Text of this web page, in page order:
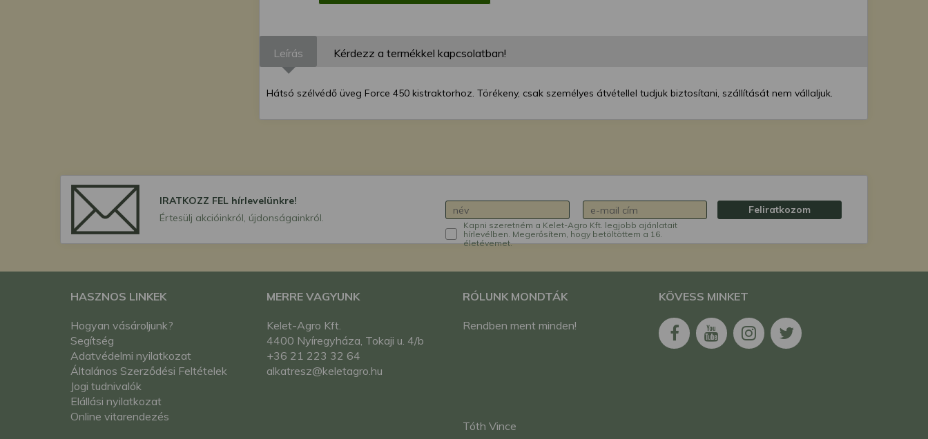
Leírás Kérdezz a termékkel kapcsolatban!
Hátsó szélvédő üveg Force 450 kistraktorhoz. Törékeny, csak személyes átvétellel tudjuk biztosítani, szállítását nem vállaljuk.
IRATKOZZ FEL hírlevelünkre!
Értesülj akcióinkról, újdonságainkról.
Kapni szeretném a Kelet-Agro Kft. legjobb ajánlatait
hírlevélben. Megerősítem, hogy betöltöttem a 16.
életévemet.
Feliratkozom
HASZNOS LINKEK
Hogyan vásároljunk?
Segítség
Adatvédelmi nyilatkozat
Általános Szerződési Feltételek
Jogi tudnivalók
Elállási nyilatkozat
Online vitarendezés
MERRE VAGYUNK
Kelet-Agro Kft.
4400 Nyíregyháza, Tokaji u. 4/b
+36 21 223 32 64
alkatresz@keletagro.hu
RÓLUNK MONDTÁK
Rendben ment minden!
Tóth Vince
KÖVESS MINKET